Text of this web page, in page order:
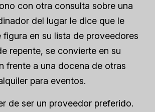
con otra consulta sobre una
del lugar le dice que le
figura en su lista de proveedores
repente, se convierte en su
frente a una docena de otras
para eventos.
de ser un proveedor preferido.